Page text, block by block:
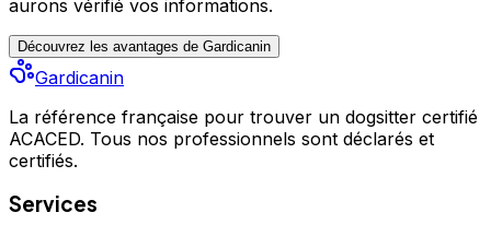
aurons vérifié vos informations.
Découvrez les avantages de Gardicanin
Gardicanin
La référence française pour trouver un dogsitter certifié
ACACED. Tous nos professionnels sont déclarés et
certifiés.
Services